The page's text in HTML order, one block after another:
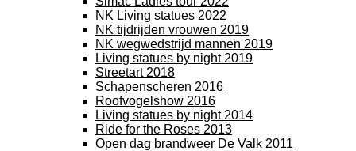
NK Living statues 2022
NK tijdrijden vrouwen 2019
NK wegwedstrijd mannen 2019
Living statues by night 2019
Streetart 2018
Schapenscheren 2016
Roofvogelshow 2016
Living statues by night 2014
Ride for the Roses 2013
Open dag brandweer De Valk 2011